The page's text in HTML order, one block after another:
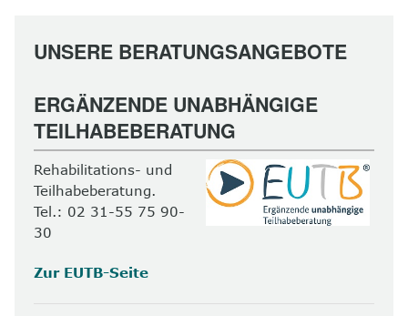
UNSERE BERATUNGSANGEBOTE
ERGÄNZENDE UNABHÄNGIGE
TEILHABEBERATUNG
Rehabilitations- und
Teilhabeberatung.
Tel.: 02 31-55 75 90-
30
Zur EUTB-Seite